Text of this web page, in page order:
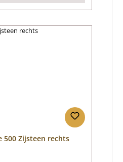
500 Zijsteen rechts